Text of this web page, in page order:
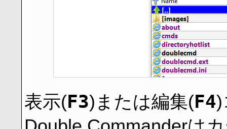
表示(F3)または編集(F4)